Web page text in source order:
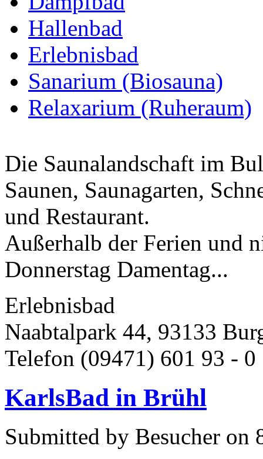
Hallenbad
Erlebnisbad
Sanarium (Biosauna)
Relaxarium (Ruheraum)
Die Saunalandschaft im
Saunen, Saunagarten,
und Restaurant.
Außerhalb der Ferien und
Donnerstag Damentag...
Erlebnisbad
Naabtalpark 44, 93133
Telefon (09471) 601 93 -
KarlsBad in Brühl
Submitted by Besucher on